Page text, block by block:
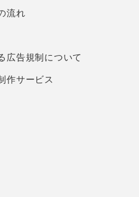
流れ
広告規制について
作サービス